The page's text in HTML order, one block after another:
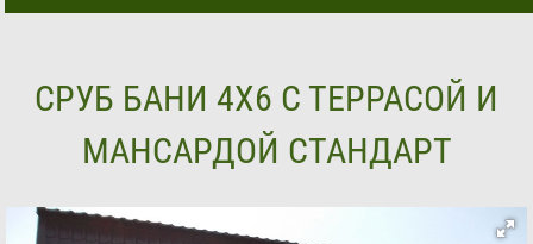
СРУБ БАНИ 4Х6 С ТЕРРАСОЙ И
МАНСАРДОЙ СТАНДАРТ